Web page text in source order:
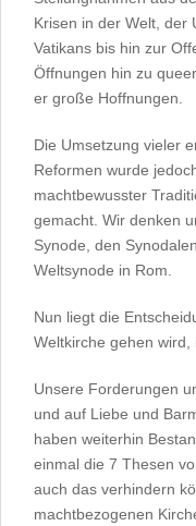
Krisen in der Welt, der
Vatikans bis hin zur
Öffnungen hin zu
er große Hoffnungen.
Die Umsetzung vieler
Reformen wurde
machtbewusster
gemacht. Wir denken
Synode, den
Weltsynode in Rom.
Nun liegt die
Weltkirche gehen wird,
Unsere Forderungen
und auf Liebe und
haben weiterhin
einmal die 7 Thesen
auch das verhindern
machtbezogenen